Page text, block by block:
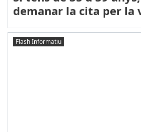
demanar la cita per la
Flash Informatiu